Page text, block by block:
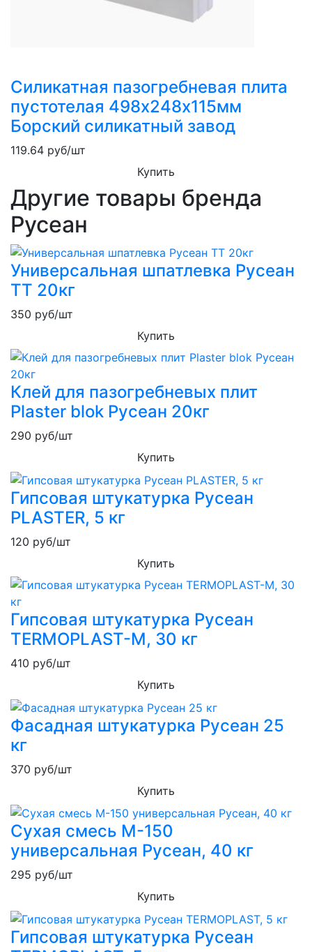
Силикатная пазогребневая плита
пустотелая 498х248х115мм
Борский силикатный завод
119.64 руб/шт
Купить
Другие товары бренда
Русеан
Универсальная шпатлевка Русеан
ТТ 20кг
350 руб/шт
Купить
Клей для пазогребневых плит
Plaster blok Русеан 20кг
290 руб/шт
Купить
Гипсовая штукатурка Русеан
PLASTER, 5 кг
120 руб/шт
Купить
Гипсовая штукатурка Русеан
TERMOPLAST-M, 30 кг
410 руб/шт
Купить
Фасадная штукатурка Русеан 25
кг
370 руб/шт
Купить
Сухая смесь М-150
универсальная Русеан, 40 кг
295 руб/шт
Купить
Гипсовая штукатурка Русеан